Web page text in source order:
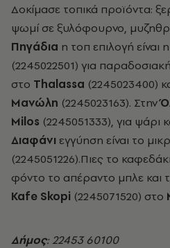
Δοκίμασε τοπικά προϊόντα:
ψωμί σε ξυλόφουρνο,
Πηγάδια η τοπ επιλογή είναι η
(2245022501) για
στο Thalassa (2245023400)
Μανώλη (2245023163). Στην
Μilos (2245051333), για ψάρι
Διαφάνι εγγύηση είναι το
(2245051226).Πιες το
φόντο το απέραντο μπλε και
Kafe Skopi (2245071520) στο
Δήμος: 22453 60100